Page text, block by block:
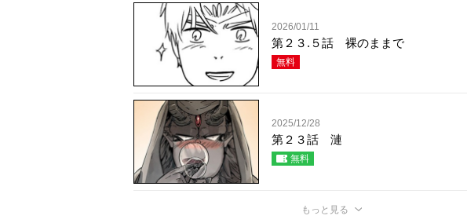
2026/01/11
第２３.５話 裸のままで
無料
2025/12/28
第２３話 漣
無料
もっと見る